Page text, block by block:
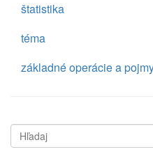
štatistika
téma
základné operácie a